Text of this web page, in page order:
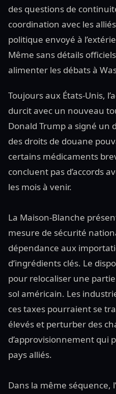
des questions de
coordination avec les
politique envoyé à
Même sans détails
alimenter les débats à
Toujours aux États-Unis,
durcit avec un nouveau
Donald Trump a signé un
des droits de douane
certains médicaments
concluent pas d’accords
les mois à venir.
La Maison-Blanche
mesure de sécurité
dépendance aux
d’ingrédients clés. Le
pour relocaliser une
sol américain. Les
ces taxes pourraient se
élevés et perturber des
d’approvisionnement qui
pays alliés.
Dans la même séquence,